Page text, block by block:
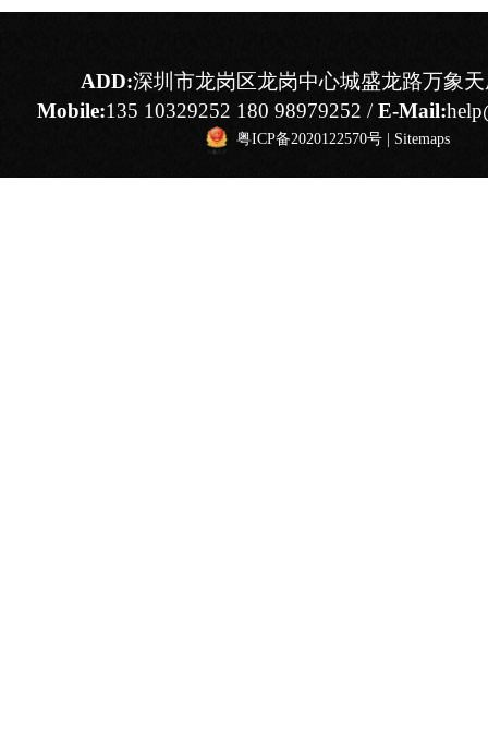
ADD:深圳市龙岗区龙岗中心城盛龙路万象
Mobile:135 10329252 180 98979252 /E-Mail:
粤ICP备2020122570号| Sitemaps